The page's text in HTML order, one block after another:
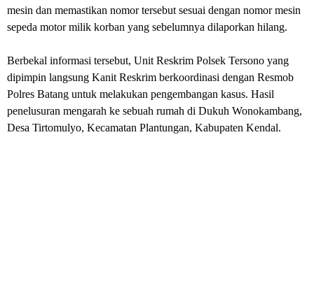
mesin dan memastikan nomor tersebut sesuai dengan nomor mesin
sepeda motor milik korban yang sebelumnya dilaporkan hilang.
Berbekal informasi tersebut, Unit Reskrim Polsek Tersono yang
dipimpin langsung Kanit Reskrim berkoordinasi dengan Resmob
Polres Batang untuk melakukan pengembangan kasus. Hasil
penelusuran mengarah ke sebuah rumah di Dukuh Wonokambang,
Desa Tirtomulyo, Kecamatan Plantungan, Kabupaten Kendal.